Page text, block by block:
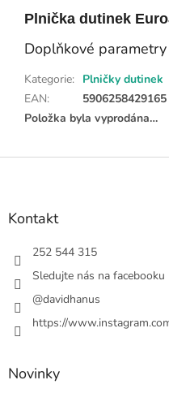
Plnička dutinek
Doplňkové parametry
Kategorie: Plničky dutinek
EAN:
5906258429165
Položka byla vyprodána…
Z
Kontakt
252 544 315
Sledujte nás na facebooku
@davidhanus
https://
Novinky